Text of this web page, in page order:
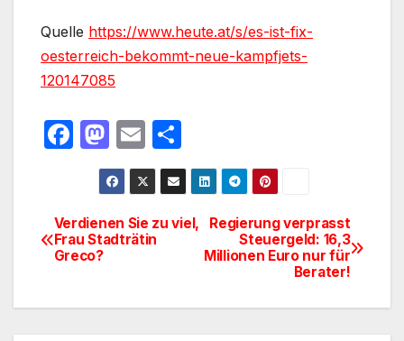
Quelle https://www.heute.at/s/es-ist-fix-
oesterreich-bekommt-neue-kampfjets-
120147085
F
e
b
o
M
a
st
o
d
n
E
m
ail
ei
le
n
Beitragsnavigation
Regierung verprasst
Steuergeld: 16,3
Millionen Euro nur für
Berater!
Verdienen Sie zu viel,
Frau Stadträtin
Greco?